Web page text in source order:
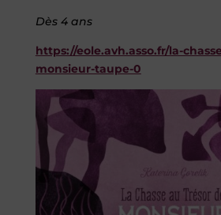
Dès 4 ans
https://eole.avh.asso.fr/la-
monsieur-taupe-0